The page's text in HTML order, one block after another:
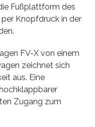
Fußplattform des
Knopfdruck in der
FV-X von einem
zeichnet sich
aus. Eine
Zugang zum